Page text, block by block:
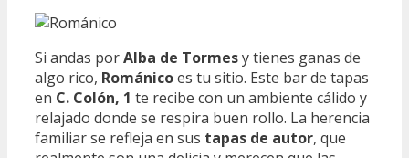
Si andas porAlba de Tormesy tienes ganas de
algo rico, Románicoes tu sitio. Este bar de tapas
en C. Colón, 1 te recibe con un ambiente cálido y
relajado donde se respira buen rollo. La herencia
familiar se refleja en sus tapas de autor, que